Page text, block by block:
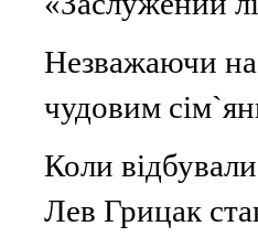
Незважаючи на
чудовим
Коли
Лев Грицак